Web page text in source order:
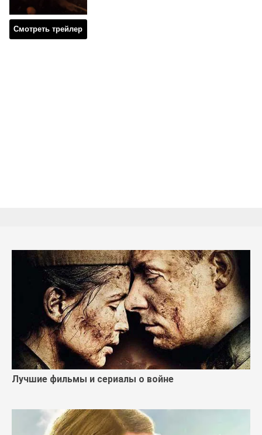
Смотреть трейлер
Лучшие фильмы и сериалы о войне